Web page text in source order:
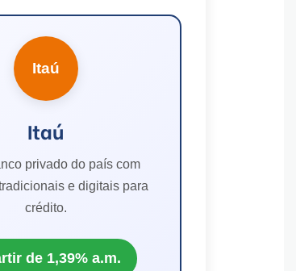
Itaú
Itaú
privado do país com
e digitais para
crédito.
de 1,39% a.m.